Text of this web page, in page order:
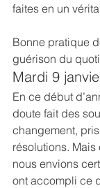
faites en un
Bonne pratique
guérison du
Mardi 9
En ce début
doute fait des
changement,
résolutions. Mais
nous envions
ont accompli ce